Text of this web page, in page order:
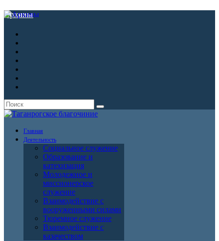
Архивы
Главная
Деятельность
Социальное служение
Образование и
катехизация
Молодежное и
миссионерское
служение
Взаимодействие с
вооруженными силами
Тюремное служение
Взаимодействие с
казачеством